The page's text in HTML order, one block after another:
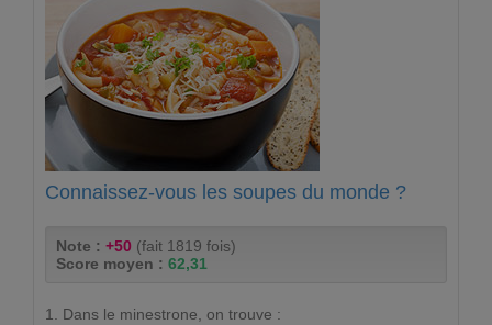
Connaissez-vous les soupes du monde ?
Note : +50 (fait 1819 fois)
Score moyen : 62,31
1. Dans le minestrone, on trouve :